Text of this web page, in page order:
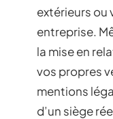
extérieurs ou
entreprise.
la mise en
vos propres
mentions
d’un siège